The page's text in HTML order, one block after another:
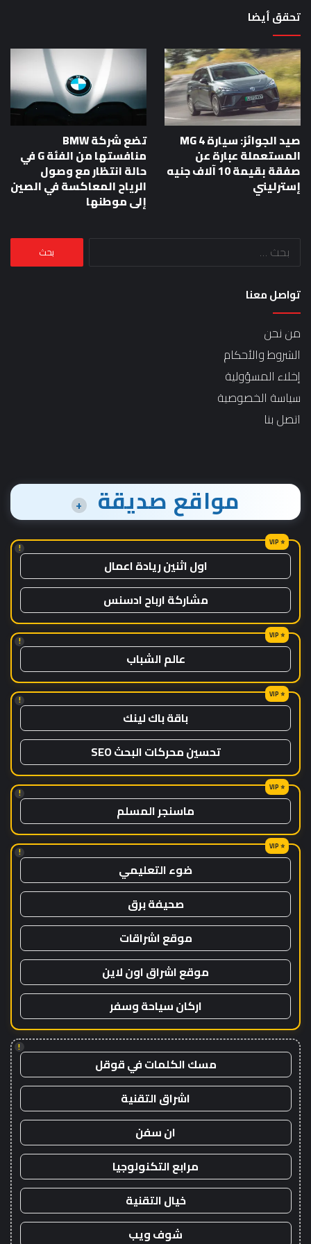
تحقق أيضا
صيد الجوائز: سيارة MG 4
المستعملة عبارة عن
صفقة بقيمة 10 آلاف جنيه
إسترليني
تضع شركة BMW
منافستها من الفئة G في
حالة انتظار مع وصول
الرياح المعاكسة في الصين
إلى موطنها
البحث
تواصل معنا
من نحن
الشروط والأحكام
إخلاء المسؤولية
سياسة الخصوصية
اتصل بنا
مواقع صديقة +
!
اول اثنين ريادة اعمال
مشاركة ارباح ادسنس
!
عالم الشباب
!
باقة باك لينك
تحسين محركات البحث SEO
!
ماسنجر المسلم
!
ضوء التعليمي
صحيفة برق
موقع اشراقات
موقع اشراق اون لاين
اركان سياحة وسفر
!
مسك الكلمات في قوقل
اشراق التقنية
ان سفن
مرابع التكنولوجيا
خيال التقنية
شوف ويب